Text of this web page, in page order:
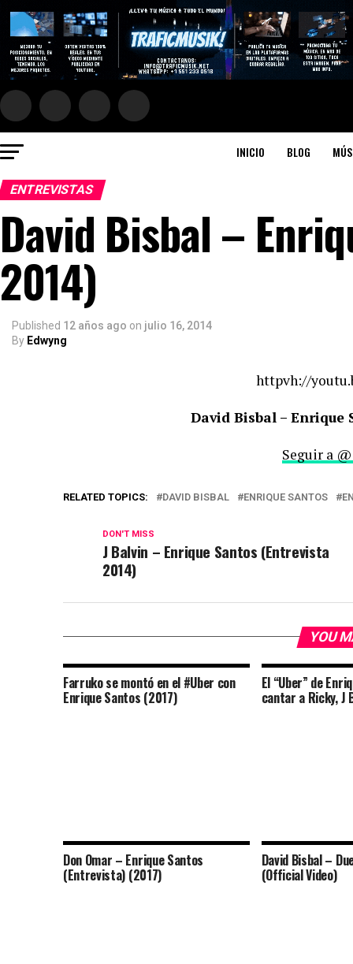
INICIO BLOG
ENTREVISTAS
David Bisbal –
2014)
Published 12 años ago on julio 16, 2014
By Edwyng
httpvh://
David Bisbal – Enrique
Seguir a
RELATED TOPICS: DAVID BISBAL ENRIQUE SANTOS
DON'T MISS
J Balvin – Enrique Santos (Entrevista
2014)
YOU
Farruko se montó en el #Uber con
Enrique Santos (2017)
El “Uber” de
cantar a Ricky, J
Don Omar – Enrique Santos
(Entrevista) (2017)
David Bisbal –
(Official Video)